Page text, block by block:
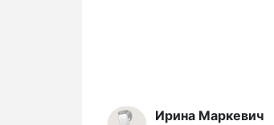
Ирина Маркевич